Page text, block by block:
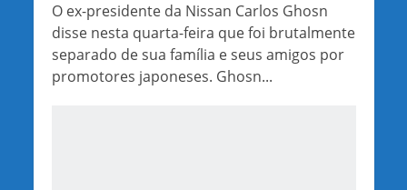
O ex-presidente da Nissan Carlos Ghosn
disse nesta quarta-feira que foi brutalmente
separado de sua família e seus amigos por
promotores japoneses. Ghosn...